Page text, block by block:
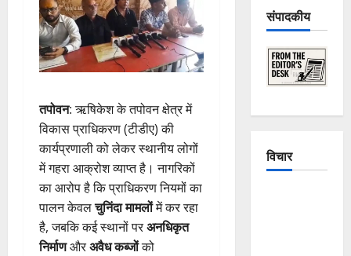
तपोवन: ऋषिकेश के तपोवन क्षेत्र में
विकास प्राधिकरण (टीडीए) की
कार्यप्रणाली को लेकर स्थानीय लोगों
में गहरा आक्रोश व्याप्त है। नागरिकों
का आरोप है कि प्राधिकरण नियमों का
पालन केवलचुनिंदा मामलोंमें कर रहा
है, जबकि कई स्थानों परअनधिकृत
निर्माणऔरअवैध कब्जोंको
संपादकीय
विचार